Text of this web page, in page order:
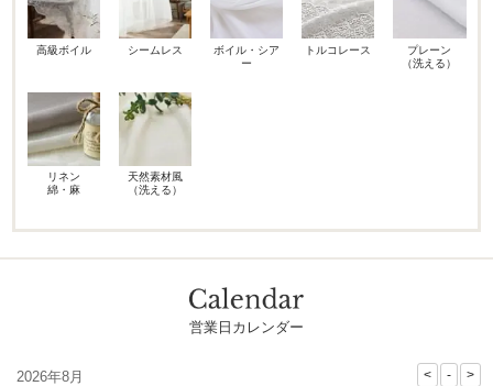
高級ボイル シームレス
ボイル・シア
ー
トルコレース
プレーン
（洗える）
リネン
綿・麻
天然素材風
（洗える）
営業日カレンダー
2026年8月